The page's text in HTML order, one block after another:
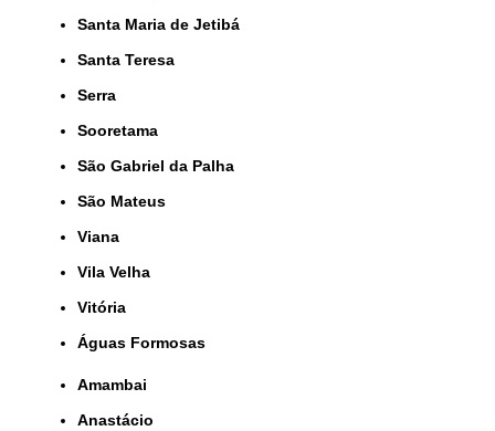
Santa Maria de Jetibá
Santa Teresa
Serra
Sooretama
São Gabriel da Palha
São Mateus
Viana
Vila Velha
Vitória
Águas Formosas
Amambai
Anastácio